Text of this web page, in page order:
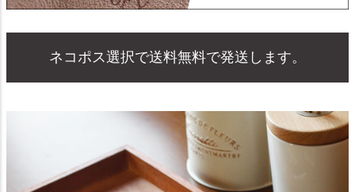
ネコポス選択で送料無料で発送します。